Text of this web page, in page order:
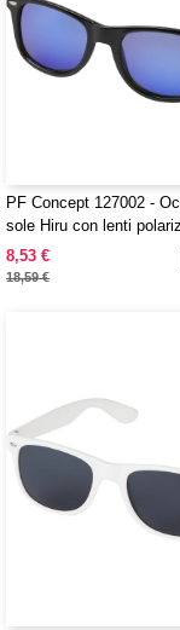
PF Concept 127002 -
sole Hiru con lenti
specchiate in PET
con confezione regalo
8,53 €
18,59 €